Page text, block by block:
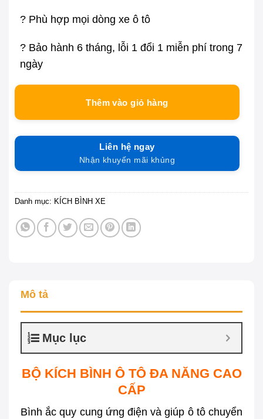
? Phù hợp mọi dòng xe ô tô
? Bảo hành 6 tháng, lỗi 1 đổi 1 miễn phí trong 7
ngày
Thêm vào giỏ hàng
Liên hệ ngay
Nhận khuyến mãi khủng
Danh mục: KÍCH BÌNH XE
Mô tả
Mục lục
BỘ KÍCH BÌNH Ô TÔ ĐA NĂNG CAO
CẤP
Bình ắc quy cung ứng điện và giúp ô tô chuyển